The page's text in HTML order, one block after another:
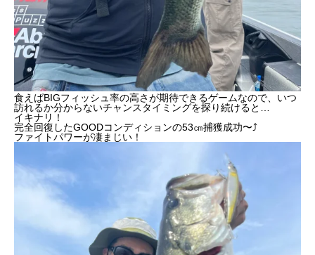
食えばBIGフィッシュ率の高さが期待できるゲームなので、いつ
訪れるか分からないチャンスタイミングを探り続けると…
イキナリ！
完全回復したGOODコンディションの53㎝捕獲成功〜⤴︎
ファイトパワーが凄まじい！